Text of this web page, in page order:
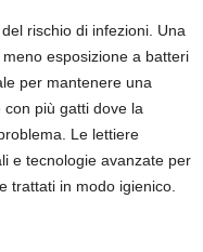
rischio di infezioni. Una
esposizione a batteri
per mantenere una
più gatti dove la
Le lettiere
e tecnologie avanzate per
trattati in modo igienico.